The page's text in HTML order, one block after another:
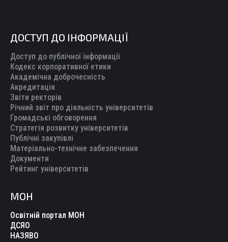
ДОСТУП ДО ІНФОРМАЦІЇ
Доступ до публічної інформації
Кодекс корпоративної етики
Академічна доброчесність
Акредитація
Звіти ректорів
Річний звіт про діяльність університетів
Громадські обговорення
Стратегія розвитку університетів
Публічні закупівлі
Матеріально-технічне забезпечення
Документи
Рейтинг університетів
МОН
Освітній портал МОН
ДСЯО
НАЗЯВО